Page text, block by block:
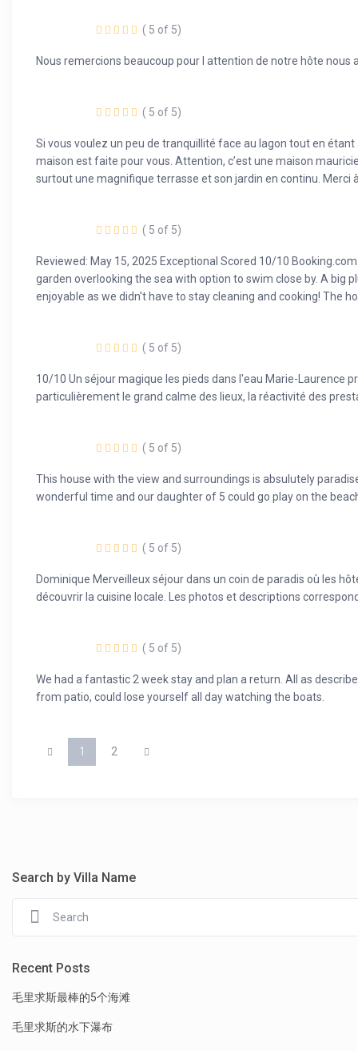
( 5 of 5)
Nous remercions beaucoup pour l attention de notre hôte
( 5 of 5)
Si vous voulez un peu de tranquillité face au lagon tout en
maison est faite pour vous. Attention, c’est une maison
surtout une magnifique terrasse et son jardin en continu. Merci
( 5 of 5)
Reviewed: May 15, 2025 Exceptional Scored 10/10
garden overlooking the sea with option to swim close by. A big
enjoyable as we didn't have to stay cleaning and cooking! The
( 5 of 5)
10/10 Un séjour magique les pieds dans l'eau Marie-Laurence
particulièrement le grand calme des lieux, la réactivité des
( 5 of 5)
This house with the view and surroundings is absulutely
wonderful time and our daughter of 5 could go play on the
( 5 of 5)
Dominique Merveilleux séjour dans un coin de paradis où les
découvrir la cuisine locale. Les photos et descriptions
( 5 of 5)
We had a fantastic 2 week stay and plan a return. All as
from patio, could lose yourself all day watching the boats.
1 2
Search by Villa Name
Recent Posts
毛里求斯最棒的5个海滩
毛里求斯的水下瀑布